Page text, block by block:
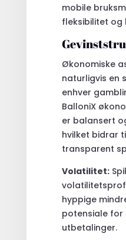
mobile
fleksibilitet og
Økonomiske
naturligvis en
enhver
BalloniX
er balansert
hvilket bidrar
transparent
Volatilitet:
hyppige
potensiale for
utbetalinger.